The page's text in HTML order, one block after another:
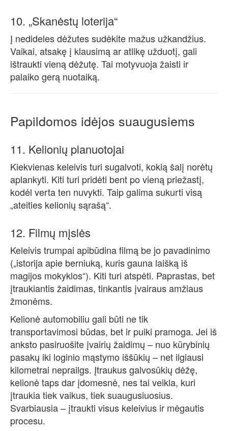
10. „Skanėstų loterija“
Į nedideles dėžutes sudėkite mažus užkandžius.
Vaikai, atsakę į klausimą ar atlikę užduotį, gali
ištraukti vieną dėžutę. Tai motyvuoja žaisti ir
palaiko gerą nuotaiką.
Papildomos idėjos suaugusiems
11. Kelionių planuotojai
Kiekvienas keleivis turi sugalvoti, kokią šalį norėtų
aplankyti. Kiti turi pridėti bent po vieną priežastį,
kodėl verta ten nuvykti. Taip galima sukurti visą
„ateities kelionių sąrašą“.
12. Filmų mįslės
Keleivis trumpai apibūdina filmą be jo pavadinimo
(„istorija apie berniuką, kuris gauna laišką iš
magijos mokyklos“). Kiti turi atspėti. Paprastas, bet
įtraukiantis žaidimas, tinkantis įvairaus amžiaus
žmonėms.
Kelionė automobiliu gali būti ne tik
transportavimosi būdas, bet ir puiki pramoga. Jei iš
anksto pasiruošite įvairių žaidimų – nuo kūrybinių
pasakų iki loginio mąstymo iššūkių – net ilgiausi
kilometrai neprailgs. Įtraukus galvosūkių dėžę,
kelionė taps dar įdomesnė, nes tai veikla, kuri
įtraukia tiek vaikus, tiek suaugusiuosius.
Svarbiausia – įtraukti visus keleivius ir mėgautis
procesu.